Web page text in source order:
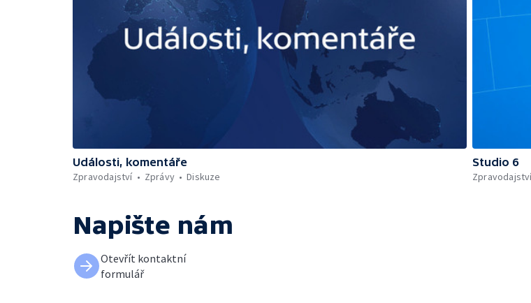
Události, komentáře
Zpravodajství
Zprávy Diskuze
Studio 6
Napište nám
Otevřít kontaktní
formulář